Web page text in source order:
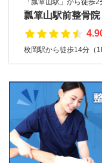
「瓢箪山駅」から徒歩
瓢箪山駅前整骨院
枚岡駅から徒歩14分（